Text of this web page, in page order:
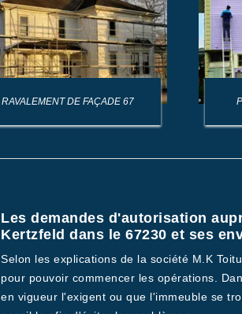
RAVALEMENT DE FAÇADE 67
Les demandes d'autorisation
Kertzfeld dans le 67230 et ses
Selon les explications de la société M.K
pour pouvoir commencer les opérations.
en vigueur l'exigent ou que l'immeuble se